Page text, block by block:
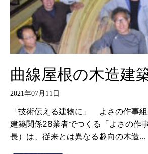
曲線屋根の木造建
2021年07月11日
「技術伝える建物に」 よさの作事
建築関係28業者でつくる「よさの作
長）は、従来とは異なる趣向の木造…